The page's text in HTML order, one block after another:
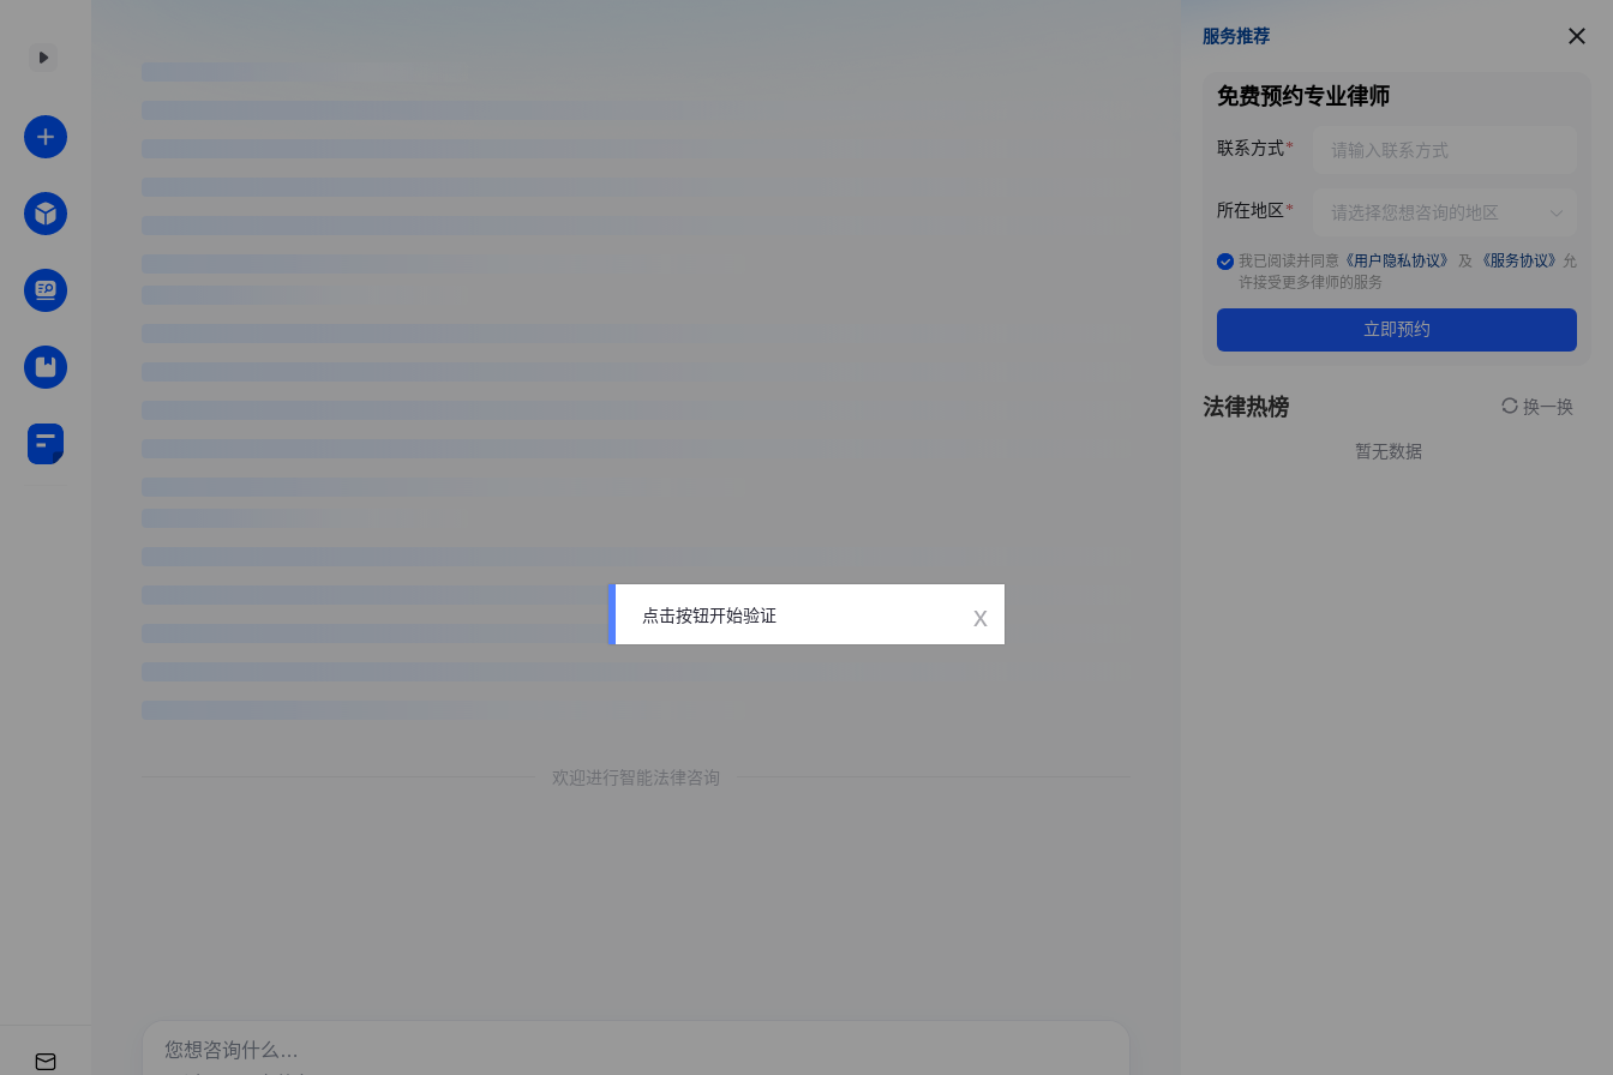
欢迎进行智能法律咨询
服务推荐
服务推荐
免费预约专业律师
联系方式
所在地区
我已阅读并同意 《用户隐私协议》 及 《服务协议》 允
许接受更多律师的服务
立即预约
法律热榜 换一换
暂无数据
点击按钮开始验证 x